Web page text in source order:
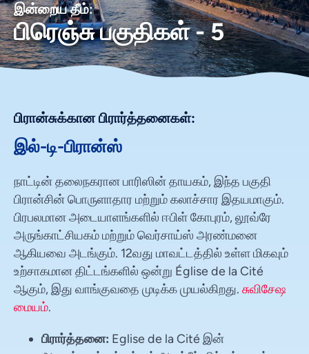
இன்றைய தீம்:
பிரெஞ்சு பகுதிகள் - 5
பிரான்சுக்கான பிரார்த்தனைகள்:
இல்-டி-பிரான்ஸ்
நாட்டின் தலைநகரான பாரிஸின் தாயகம், இந்த பகுதி
பிரான்சின் பொருளாதார மற்றும் கலாச்சார இதயமாகும்.
பிரபலமான அடையாளங்களில் ஈபிள் கோபுரம், லூவ்ரே
அருங்காட்சியகம் மற்றும் வெர்சாய்ஸ் அரண்மனை
ஆகியவை அடங்கும். 12வது மாவட்டத்தில் உள்ள மிகவும்
உற்சாகமான திட்டங்களில் ஒன்று Église de la Cité
ஆகும், இது வாங்குவதை முடிக்க முயல்கிறது. சுவிசேஷ
மையம்.
பிரார்த்தனை: Eglise de la Cité இன்